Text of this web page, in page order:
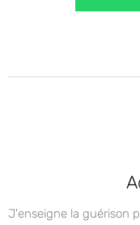
J'enseigne la guérison